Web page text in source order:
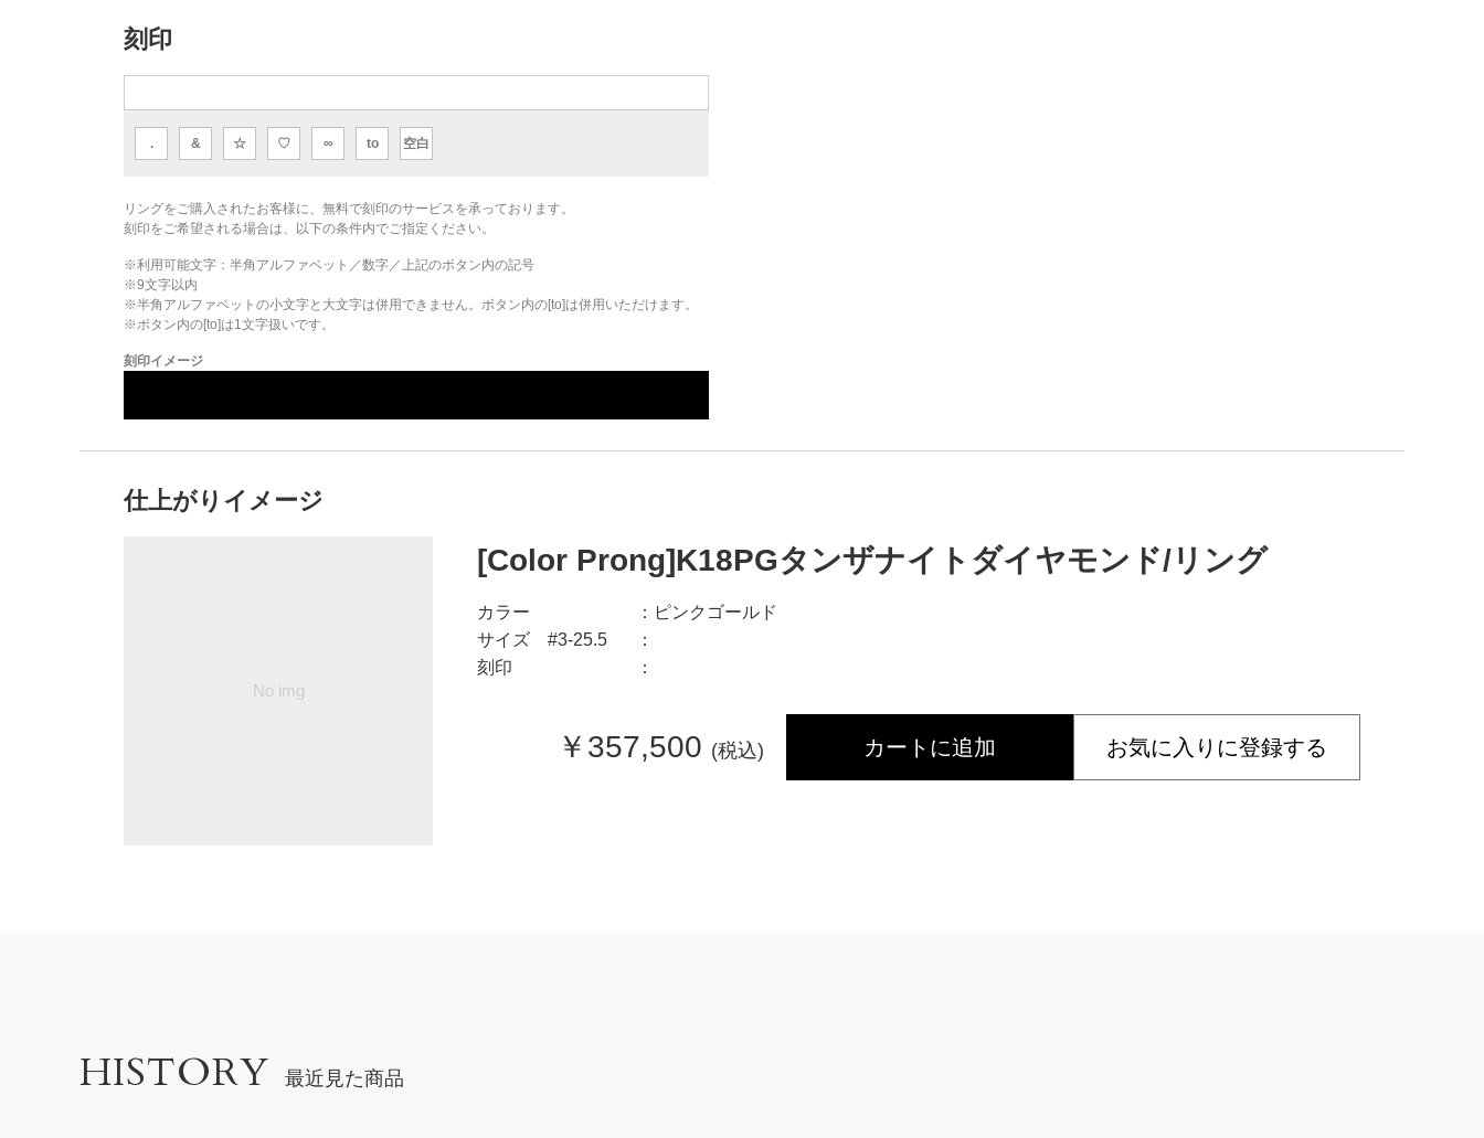
刻印
. & ☆ ♡ ∞ to 空白
リングをご購入されたお客様に、無料で刻印のサービスを承っております。
刻印をご希望される場合は、以下の条件内でご指定ください。
※利用可能文字： 半角アルファベット／数字／上記のボタン内の記号
※9文字以内
※半角アルファベットの小文字と大文字は併用できません。ボタン内の[to]は併用いただけます。
※ボタン内の[to]は1文字扱いです。
刻印イメージ
仕上がりイメージ
[Color Prong]K18PGタンザナイトダイヤモンド/リング
カラー
ピンクゴールド
サイズ #3-25.5
刻印
￥ 357,500 (税込) カートに追加 お気に入りに登録する
HISTORY